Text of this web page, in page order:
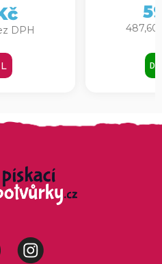
DPH 487,60
Instagram